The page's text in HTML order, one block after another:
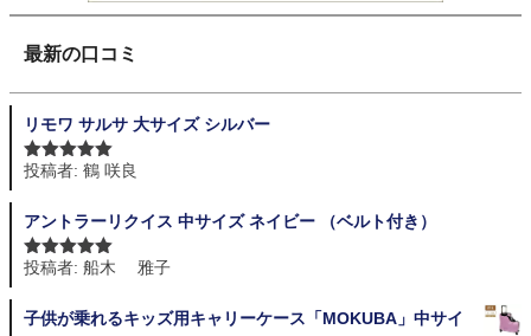
最新の口コミ
リモワ サルサ 大サイズ シルバー
5段階中 5の
投稿者: 鶴 咲良
アントラーリクイス 中サイズ ネイビー （ベルト付き）
5段階中 5の
投稿者: 船木 雅子
子供が乗れるキッズ用キャリーケース「MOKUBA」中サイ